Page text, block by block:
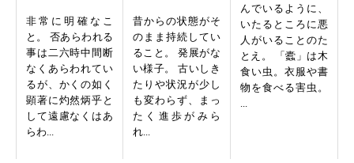
非常に明確なこ
と。 否あらわれる
事は二六時中間断
なくあらわれてい
るが、かくの如く
顕著に灼然炳乎と
して遠慮なくはあ
らわ...
昔からの状態がそ
のまま持続してい
ること。 発展がな
い様子。 古いしき
たりや状況が少し
も変わらず、まっ
たく進歩がみら
れ...
んでいるように、
いたるところに悪
人がいることのた
とえ。 「蠹」は木
食い虫。衣服や書
物を食べる害虫。
...